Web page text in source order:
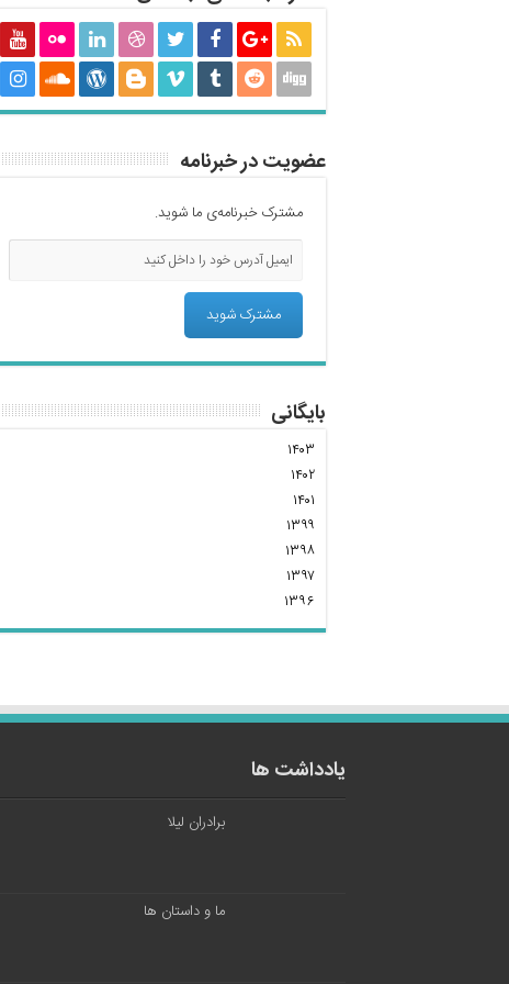
عضویت در خبرنامه
مشترک خبرنامه‌ی ما شوید.
بایگانی
۱۴۰۳
۱۴۰۲
۱۴۰۱
۱۳۹۹
۱۳۹۸
۱۳۹۷
۱۳۹۶
یادداشت ها
برادران لیلا
ما و داستان ها